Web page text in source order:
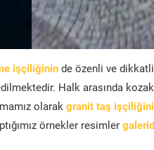
işçiliğinin de özenli ve
Halk arasında
olarak granit taş işçiliğini
örnekler resimler